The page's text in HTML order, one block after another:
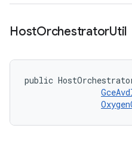
HostOrchestratorUtil
public